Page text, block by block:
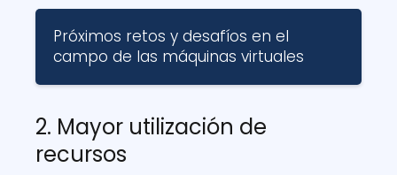
Próximos retos y desafíos en el
campo de las máquinas virtuales
2. Mayor utilización de
recursos